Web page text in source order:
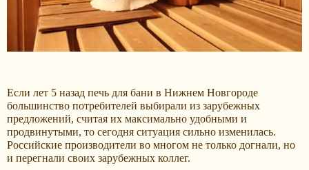
Если лет 5 назад печь для бани в Нижнем Новгороде
большинство потребителей выбирали из зарубежных
предложений, считая их максимально удобными и
продвинутыми, то сегодня ситуация сильно изменилась.
Российские производители во многом не только догнали, но
и перегнали своих зарубежных коллег.